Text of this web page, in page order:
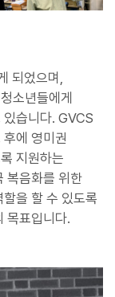
되었으며,
소년들에게
습니다. GVCS
에 영미권
지원하는
복음화를 위한
을 할 수 있도록
표입니다.